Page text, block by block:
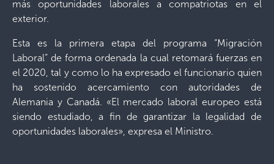
más oportunidades laborales a compatriotas en el
exterior.
Esta es la primera etapa del programa “Migración
Laboral” de forma ordenada la cual retomará fuerzas en
el 2020, tal y como lo ha expresado el funcionario quien
ha sostenido acercamiento con autoridades de
Alemania y Canadá. «El mercado laboral europeo está
siendo estudiado, a fin de garantizar la legalidad de
oportunidades laborales», expresa el Ministro.